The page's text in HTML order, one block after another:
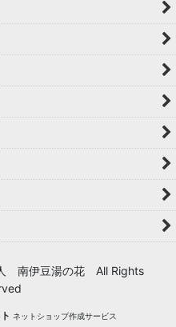
南伊豆湯の花 All Rights
ネットショップ作成サービス